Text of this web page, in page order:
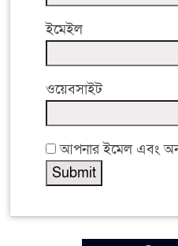
ইমেইল
ওয়েবসাইট
আপনার ইমেল এবং